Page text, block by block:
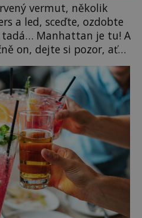
vermut, několik
a led, sceďte, ozdobte
Manhattan je tu! A
on, dejte si pozor, ať
whiskey či klidně
whisku. Co se
stále skvělý, ale už to